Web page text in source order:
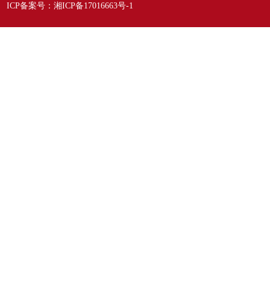
ICP备案号： 湘ICP备17016663号-1